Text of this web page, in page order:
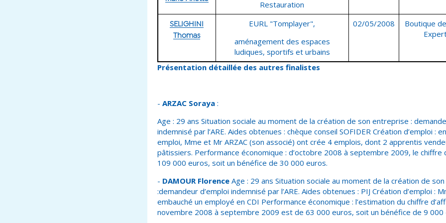
Restauration
SELIGHINI
Thomas
EURL "Tomplayer",
aménagement des espaces
ludiques, sportifs et urbains
02/05/2008
Boutique
Présentation détaillée des autres finalistes
- ARZAC Soraya:
Age : 29 ans Situation sociale au moment de la création de son entreprise :
indemnisé par l’ARE. Aides obtenues : chèque conseil SOFIDER Création d’emploi :
emploi, Mme et Mr ARZAC (son associé) ont crée 4 emplois, dont 2 apprentis
pâtissiers. Performance économique : d’octobre 2008 à septembre 2009, le chiffre
109 000 euros, soit un bénéfice de 30 000 euros.
- DAMOUR Florence Age : 29 ans Situation sociale au moment de la création de
:demandeur d’emploi indemnisé par l’ARE. Aides obtenues : PIJ Création d’emploi :
embauché un employé en CDI Performance économique : l’estimation du chiffre
novembre 2008 à septembre 2009 est de 63 000 euros, soit un bénéfice de 9 000